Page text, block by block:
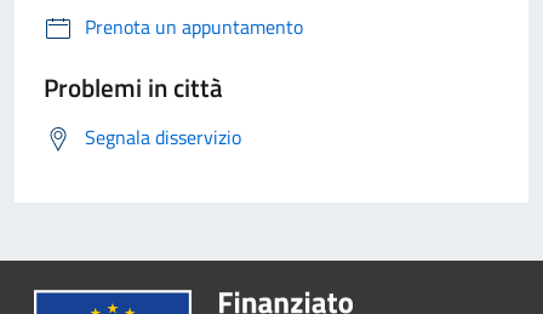
Prenota un appuntamento
Problemi in città
Segnala disservizio